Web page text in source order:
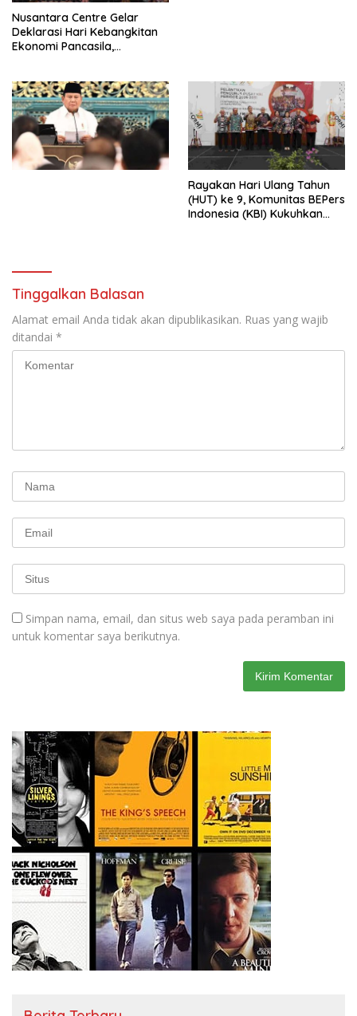
Nusantara Centre Gelar
Deklarasi Hari Kebangkitan
Ekonomi Pancasila,
Penjajahan (Pergolakan
Ekonomi Politik Indonesia) &
Simposium Nasional “Urgensi
Undang-Undang
Perekonomian Nasional dan
Kesejahteraan Sosial dalam
Rayakan Hari Ulang Tahun
(HUT) ke 9, Komunitas BEPers
Indonesia (KBI) Kukuhkan
Mancanegara”.
Tinggalkan Balasan
Alamat email Anda tidak akan dipublikasikan. Ruas yang wajib
ditandai *
Simpan nama, email, dan situs web saya pada peramban ini
untuk komentar saya berikutnya.